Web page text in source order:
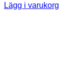
Lägg i varukorg